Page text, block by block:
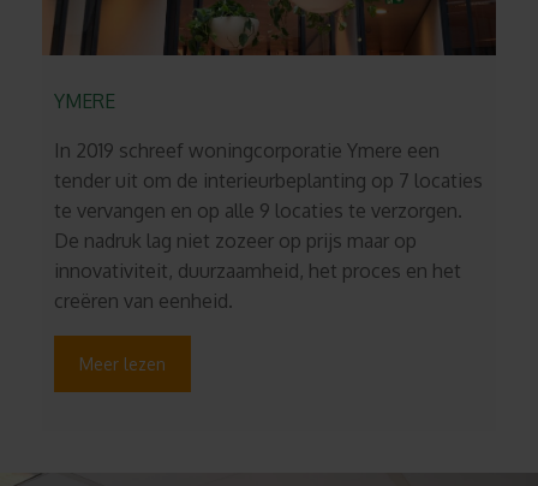
YMERE
In 2019 schreef woningcorporatie Ymere een
tender uit om de interieurbeplanting op 7 locaties
te vervangen en op alle 9 locaties te verzorgen.
De nadruk lag niet zozeer op prijs maar op
innovativiteit, duurzaamheid, het proces en het
creëren van eenheid.
Meer lezen